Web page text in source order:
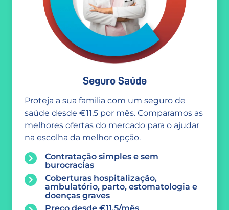
Seguro Saúde
Proteja a sua familia com um seguro de
saúde desde €11,5 por mês. Comparamos as
melhores ofertas do mercado para o ajudar
na escolha da melhor opção.
Contratação simples e sem
burocracias
Coberturas hospitalização,
ambulatório, parto, estomatologia e
doenças graves